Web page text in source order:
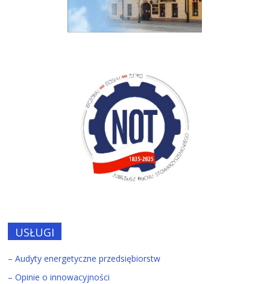
USŁUGI
– Audyty energetyczne przedsiębiorstw
– Opinie o innowacyjności